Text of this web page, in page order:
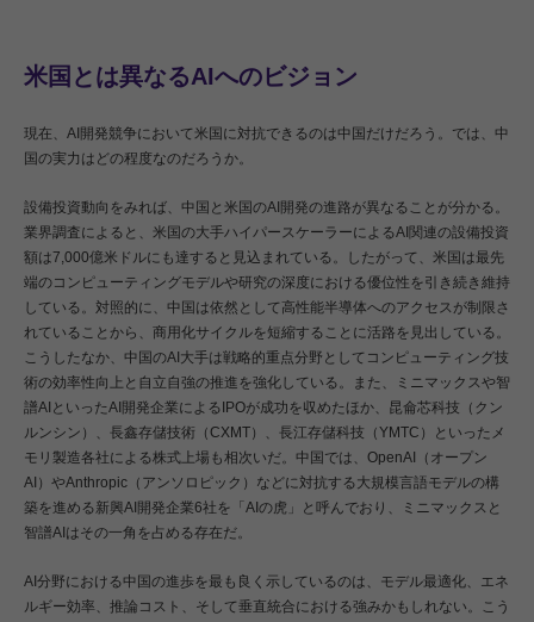
米国とは異なるAIへのビジョン
現在、AI開発競争において米国に対抗できるのは中国だけだろう。では、中
国の実力はどの程度なのだろうか。
設備投資動向をみれば、中国と米国のAI開発の進路が異なることが分かる。
業界調査によると、米国の大手ハイパースケーラーによるAI関連の設備投資
額は7,000億米ドルにも達すると見込まれている。したがって、米国は最先
端のコンピューティングモデルや研究の深度における優位性を引き続き維持
している。対照的に、中国は依然として高性能半導体へのアクセスが制限さ
れていることから、商用化サイクルを短縮することに活路を見出している。
こうしたなか、中国のAI大手は戦略的重点分野としてコンピューティング技
術の効率性向上と自立自強の推進を強化している。また、ミニマックスや智
譜AIといったAI開発企業によるIPOが成功を収めたほか、昆侖芯科技（クン
ルンシン）、長鑫存儲技術（CXMT）、長江存儲科技（YMTC）といったメ
モリ製造各社による株式上場も相次いだ。中国では、OpenAI（オープン
AI）やAnthropic（アンソロピック）などに対抗する大規模言語モデルの構
築を進める新興AI開発企業6社を「AIの虎」と呼んでおり、ミニマックスと
智譜AIはその一角を占める存在だ。
AI分野における中国の進歩を最も良く示しているのは、モデル最適化、エネ
ルギー効率、推論コスト、そして垂直統合における強みかもしれない。こう